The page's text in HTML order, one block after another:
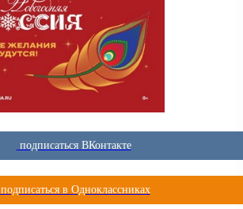
подписаться ВКонтакте
подписаться в Одноклассниках